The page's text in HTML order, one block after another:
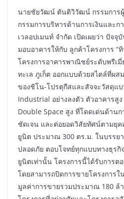
นายชัยวัฒน์ ตันติวิวัฒน์ กรรมการ
กรรมการบริหารด้านการเงินและ
เวลอปเมนท์ จำกัด เปิดเผยว่า ปัจจุ
มอบอาคารให้กับ ลูกค้าโครงการ “
โครงการอาคารพาณิชย์ระดับพรีเมี่
ทะเล ภูเก็ต ออกแบบด้วยสไตล์ที่ผ
ของชิโน-โปรตุกีสและสัจจะวัสดุแ
Industrial อย่างลงตัว ตัวอาคารสู
Double Space สูง ที่โดดเด่นด้าน
ชัดเจน และต่อยอดวิสัยทัศน์ตามยุ
ยูนิต ประมาณ 300 ตร.ม. ในบรรย
ปลอดภัย ตอบโจทย์ทุกแบบทางธุรกิ
ยูนิตเท่านั้น โครงการนี้ได้รับการต
โดยสามารถปิดการขายโครงการใ
มูลค่าการขายรวมประมาณ 180 ล้